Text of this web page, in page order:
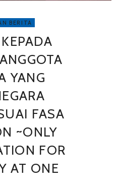
BERITA
YANG
FASA
~ONLY
FOR
AT ONE